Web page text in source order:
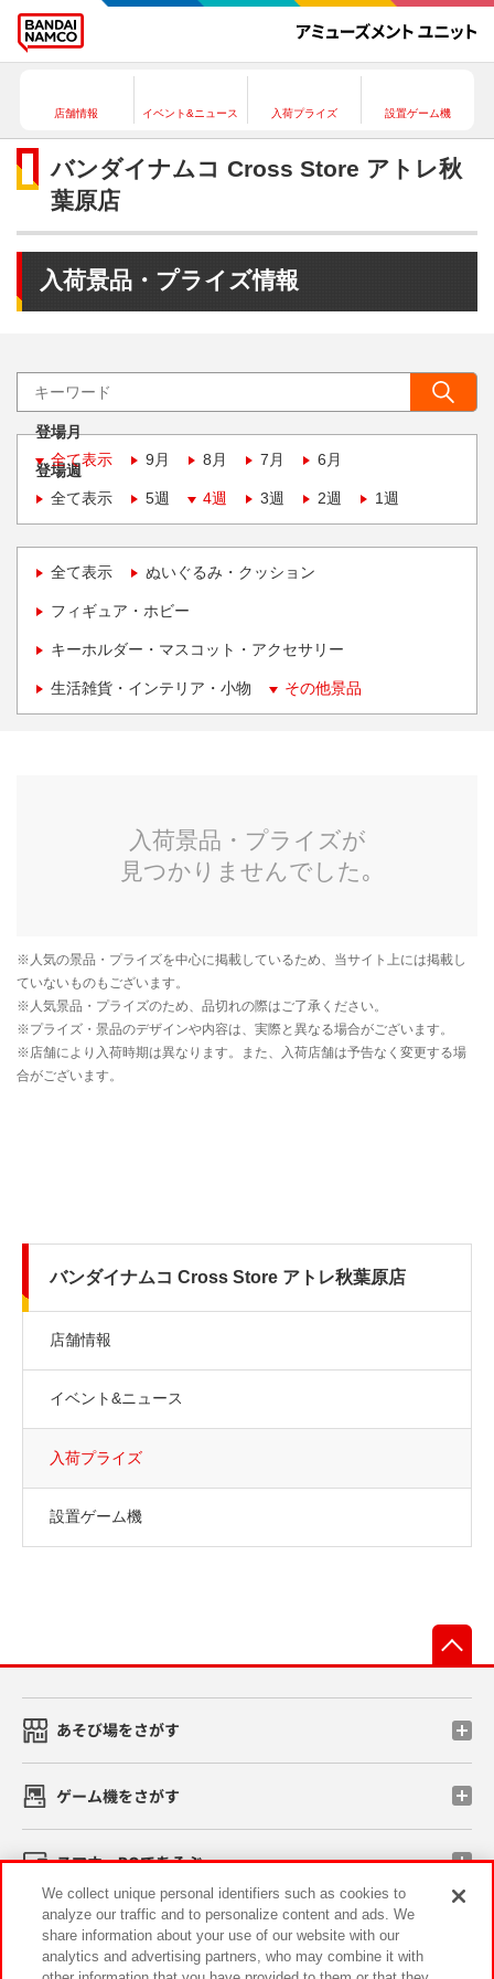
店舗情報 イベント&ニュース 入荷プライズ 設置ゲーム機
バンダイナムコ Cross Store アトレ秋
葉原店
入荷景品・プライズ情報
登場月
全て表示
9月 8月 7月 6月
登場週
全て表示
5週 4週 3週 2週 1週
全て表示 ぬいぐるみ・クッション
フィギュア・ホビー
キーホルダー・マスコット・アクセサリー
生活雑貨・インテリア・小物 その他景品
バンダイナムコ Cross Store アトレ秋葉原店
店舗情報
イベント&ニュース
入荷プライズ
設置ゲーム機
あそび場をさがす
ゲーム機をさがす
スマホ・PCであそぶ
イベント・キャンペーン
We collect unique personal identifiers such as cookies to
analyze our traffic and to personalize content and ads. We
share information about your use of our website with our
analytics and advertising partners, who may combine it with